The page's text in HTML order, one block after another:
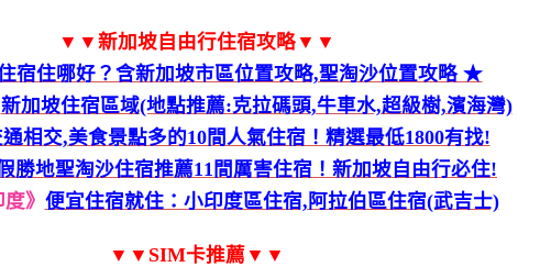
▼▼新加坡自由行住宿攻略▼▼
宿住哪好？含新加坡市區位置攻略,聖淘沙位置攻略 ★
新加坡住宿區域(地點推薦:克拉碼頭,牛車水,超級樹,濱海灣)
通相交,美食景點多的10間人氣住宿！精選最低1800有找!
勝地聖淘沙住宿推薦11間厲害住宿！新加坡自由行必住!
》 便宜住宿就住：小印度區住宿,阿拉伯區住宿(武吉士)
▼▼SIM卡推薦▼▼